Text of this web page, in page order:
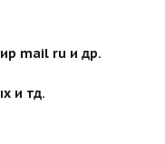
mail ru и др.
и тд.